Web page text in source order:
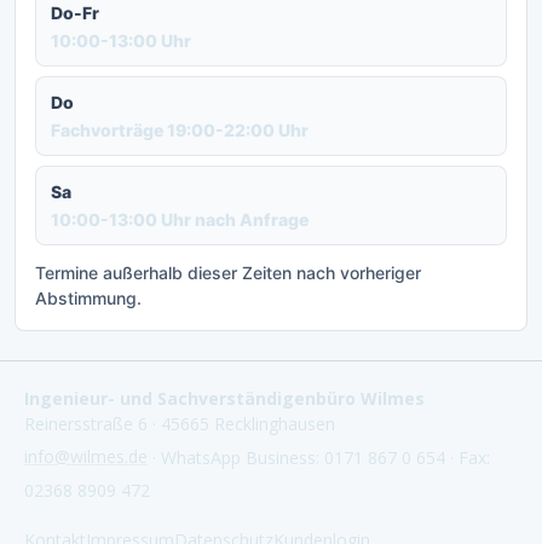
Do-Fr
10:00-13:00 Uhr
Do
Fachvorträge 19:00-22:00 Uhr
Sa
10:00-13:00 Uhr nach Anfrage
Termine außerhalb dieser Zeiten nach vorheriger
Abstimmung.
Ingenieur- und Sachverständigenbüro Wilmes
Reinersstraße 6 · 45665 Recklinghausen
info@wilmes.de · WhatsApp Business: 0171 867 0 654 · Fax:
02368 8909 472